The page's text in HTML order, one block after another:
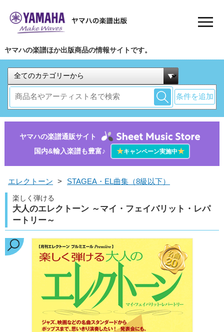
ヤマハの楽譜ほか出版商品の情報サイトです。
条件を追加
ヤマハの楽譜通販サイト
国内&輸入楽譜も豊富♪
★キャンペーン実施中★
エレクトーン > STAGEA・EL曲集（8級以下）
楽しく弾ける
大人のエレクトーン ～マイ・フェイバリット・レパ
ートリー～